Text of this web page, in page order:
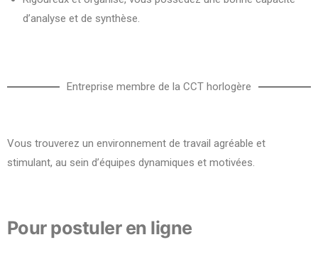
d’analyse et de synthèse.
Entreprise membre de la CCT horlogère
Vous trouverez un environnement de travail agréable et
stimulant, au sein d’équipes dynamiques et motivées.
Pour postuler en ligne​